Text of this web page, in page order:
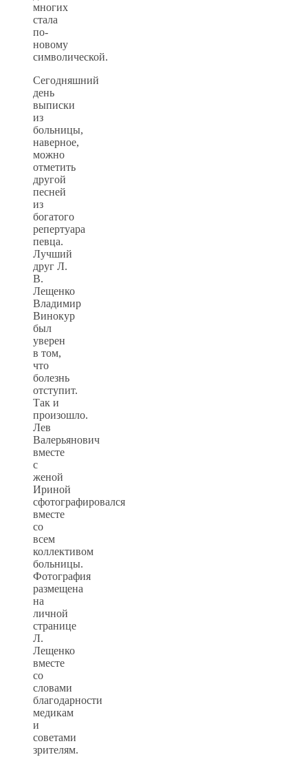
многих
стала
по-
новому
символической.
Сегодняшний
день
выписки
из
больницы,
наверное,
можно
отметить
другой
песней
из
богатого
репертуара
певца.
Лучший
друг Л.
В.
Лещенко
Владимир
Винокур
был
уверен
в том,
что
болезнь
отступит.
Так и
произошло.
Лев
Валерьянович
вместе
с
женой
Ириной
сфотографировался
вместе
со
всем
коллективом
больницы.
Фотография
размещена
на
личной
странице
Л.
Лещенко
вместе
со
словами
благодарности
медикам
и
советами
зрителям.